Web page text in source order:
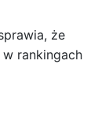
że
rankingach